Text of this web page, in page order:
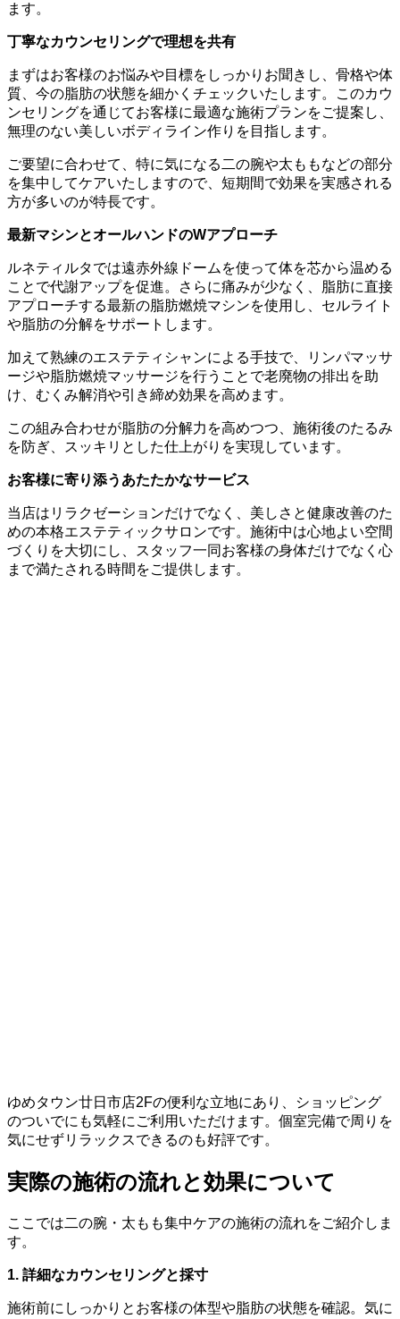
ます。
丁寧なカウンセリングで理想を共有
まずはお客様のお悩みや目標をしっかりお聞きし、骨格や体
質、今の脂肪の状態を細かくチェックいたします。このカウ
ンセリングを通じてお客様に最適な施術プランをご提案し、
無理のない美しいボディライン作りを目指します。
ご要望に合わせて、特に気になる二の腕や太ももなどの部分
を集中してケアいたしますので、短期間で効果を実感される
方が多いのが特長です。
最新マシンとオールハンドのWアプローチ
ルネティルタでは遠赤外線ドームを使って体を芯から温める
ことで代謝アップを促進。さらに痛みが少なく、脂肪に直接
アプローチする最新の脂肪燃焼マシンを使用し、セルライト
や脂肪の分解をサポートします。
加えて熟練のエステティシャンによる手技で、リンパマッサ
ージや脂肪燃焼マッサージを行うことで老廃物の排出を助
け、むくみ解消や引き締め効果を高めます。
この組み合わせが脂肪の分解力を高めつつ、施術後のたるみ
を防ぎ、スッキリとした仕上がりを実現しています。
お客様に寄り添うあたたかなサービス
当店はリラクゼーションだけでなく、美しさと健康改善のた
めの本格エステティックサロンです。施術中は心地よい空間
づくりを大切にし、スタッフ一同お客様の身体だけでなく心
まで満たされる時間をご提供します。
ゆめタウン廿日市店2Fの便利な立地にあり、ショッピング
のついでにも気軽にご利用いただけます。個室完備で周りを
気にせずリラックスできるのも好評です。
実際の施術の流れと効果について
ここでは二の腕・太もも集中ケアの施術の流れをご紹介しま
す。
1. 詳細なカウンセリングと採寸
施術前にしっかりとお客様の体型や脂肪の状態を確認。気に